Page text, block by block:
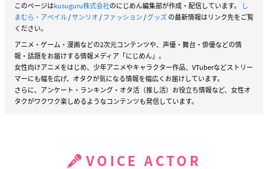
このページはkusuguru株式会社のにじめん編集部が作成・配信しています。
し
まむら・アベイル/サンリオ/ファッション/グッズの最新情報はリンク先をご覧
ください。
アニメ・ゲーム・漫画などの2次元コンテンツや、声優・舞台・俳優などの情
報・話題をお届けする情報メディア「にじめん」。
女性向けアニメをはじめ、少年アニメやキャラクター作品、VTuberなどストリー
マーにも幅を広げ、オタクが気になる情報を幅広くお届けしています。
さらに、アンケート・ランキング・オタ活（推し活）お役立ち情報など、女性オ
タクがワクワク楽しめるようなコンテンツも発信しています。
VOICE ACTOR